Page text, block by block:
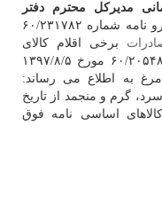
مدیركل محترم دفتر
با سلام احتراماً پیرو نامه شماره ۶۰/۲۳۱۷۸۲
برخی اقلام كالای
اساسی با عنایت به بخشنامه شماره ۶۰/۲۰۵۴۸۵ مورخ ۱۳۹۷/۸/۵
به اطلاع می رساند:
گرم و منجمد از تاریخ
كالاهای اساسی نامه فوق